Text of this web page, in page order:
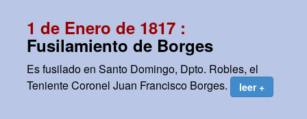
1 de Enero de 1817 :
Fusilamiento de Borges
Es fusilado en Santo Domingo, Dpto. Robles, el
Teniente Coronel Juan Francisco Borges.
leer +